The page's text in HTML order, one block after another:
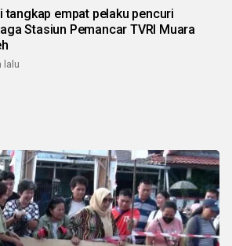
tangkap empat pelaku pencuri
Stasiun Pemancar TVRI Muara
lalu